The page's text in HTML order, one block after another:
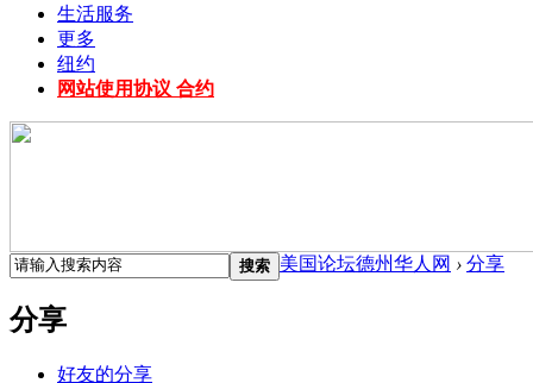
生活服务
更多
纽约
网站使用协议 合约
搜索 美国论坛德州华人网 › 分享
分享
好友的分享